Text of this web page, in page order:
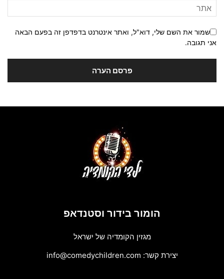
שמור את השם שלי, דוא"ל, ואתר אינטרנט בדפדפן זה בפעם הבאה
אני תגובה.
הומור בידור וסטנדאפ
מגזין הקומדיה של ישראל
יצירת קשר: info@comedychildren.com